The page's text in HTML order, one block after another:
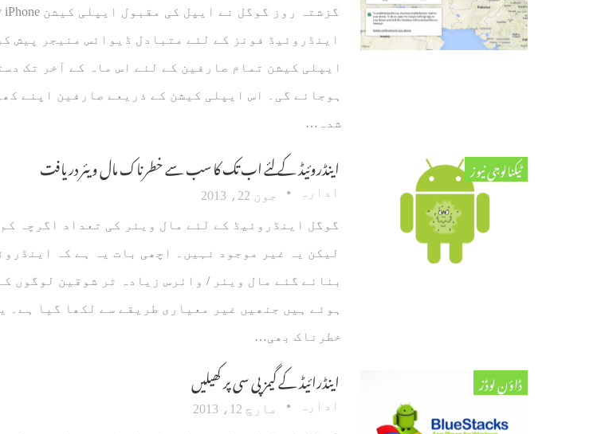
اینڈروئیڈ فونز کے لئے متبادل ڈیوائس منیجر پیش
ایپلی کیشن تمام صارفین کے لئے اس ماہ کے آخر تک
ہوجائے گی۔ اس ایپلی کیشن کے ذریعے صارفین اپنے
شدہ…
ٹیکنالوجی نیوز اینڈروئیڈ کے لئے اب تک کا سب سے خطرناک مال ویئر دریافت
ادارہ جون 22، 2013
گوگل اینڈروئیڈ کے لئے مال ویئر کی تعداد اگرچہ
لیکن یہ غیر موجود نہیں۔ اچھی بات یہ ہے کہ
بنائے گئے مال ویئر / وائرس زیادہ تر شوقین لوگوں
ہوئے ہیں جنھیں غیر معیاری طریقے سے لکھا گیا ہے۔
خطرناک بھی…
ڈاؤن لوڈز اینڈرائیڈ کے گیمز پی سی پر کھیلیں
ادارہ مارچ 12، 2013